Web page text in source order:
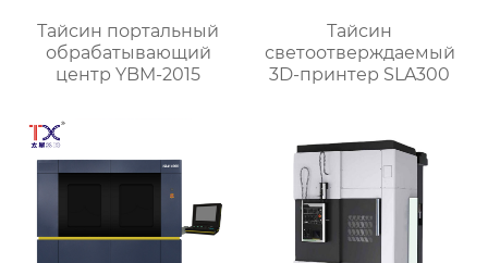
Тайсин портальный
обрабатывающий
центр YBM-2015
Тайсин
светоотверждаемый
3D-принтер SLA300